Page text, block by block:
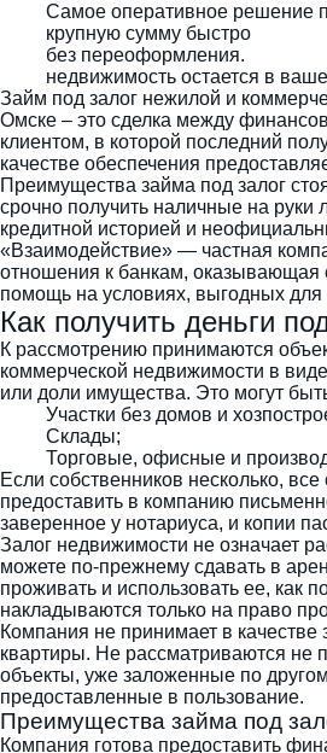
Самое оперативное решение
крупную сумму быстро
без переоформления.
недвижимость остается в
Займ под залог нежилой и
Омске – это сделка между
клиентом, в которой последний
качестве обеспечения
Преимущества займа под залог
срочно получить наличные на руки
кредитной историей и
«Взаимодействие» — частная
отношения к банкам, оказывающая
помощь на условиях, выгодных для
Как получить деньги
К рассмотрению принимаются
коммерческой недвижимости в
или доли имущества. Это могут
Участки без домов и
Склады;
Торговые, офисные и
Если собственников несколько,
предоставить в компанию
заверенное у нотариуса, и копии
Залог недвижимости не означает
можете по-прежнему сдавать в
проживать и использовать ее, как
накладываются только на право
Компания не принимает в
квартиры. Не рассматриваются не
объекты, уже заложенные по
предоставленные в пользование.
Преимущества займа под
Компания готова предоставить